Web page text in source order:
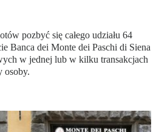
pozbyć się całego udziału 64
Banca dei Monte dei Paschi di Siena
w jednej lub w kilku transakcjach
osoby.